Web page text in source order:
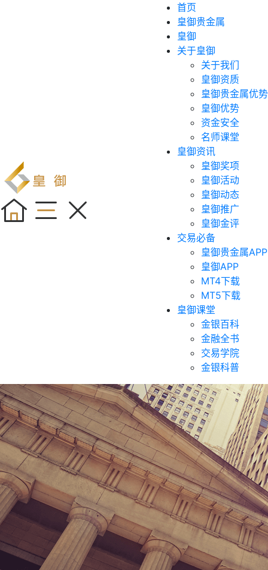
首页
皇御贵金属
皇御
关于皇御
关于我们
皇御资质
皇御贵金属优势
皇御优势
资金安全
名师课堂
皇御资讯
皇御奖项
皇御活动
皇御动态
皇御推广
皇御金评
交易必备
皇御贵金属APP
皇御APP
MT4下载
MT5下载
皇御课堂
金银百科
金融全书
交易学院
金银科普